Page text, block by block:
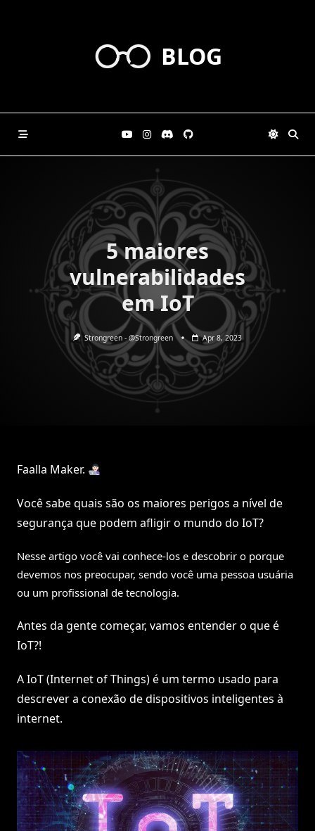
BLOG
5 maiores
vulnerabilidades
em IoT
Strongreen - @Strongreen Apr 8, 2023
Faalla Maker.
Você sabe quais são os maiores perigos a nível de
segurança que podem afligir o mundo do IoT?
Nesse artigo você vai conhece-los e descobrir o porque
devemos nos preocupar, sendo você uma pessoa usuária
ou um profissional de tecnologia.
Antes da gente começar, vamos entender o que é
IoT?!
A IoT (Internet of Things) é um termo usado para
descrever a conexão de dispositivos inteligentes à
internet.